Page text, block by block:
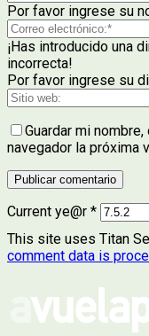
Por favor ingrese su
¡Has introducido una
incorrecta!
Por favor ingrese su
Guardar mi
navegador la próxima
Current ye@r *
This site uses Titan
comment data is